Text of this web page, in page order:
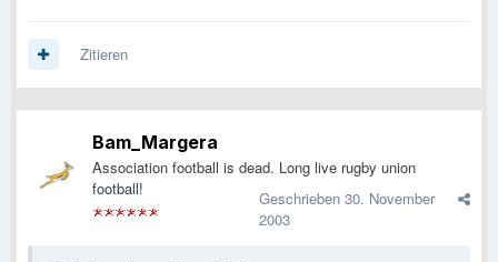
Zitieren
Bam_Margera
Association football is dead. Long live rugby union
football!
Geschrieben 30. November
2003